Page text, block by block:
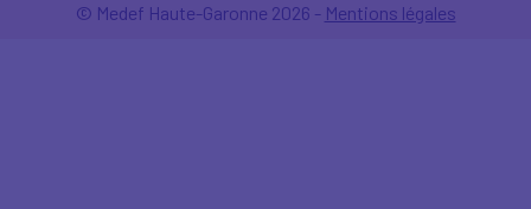
© Medef Haute-Garonne 2026 - Mentions légales